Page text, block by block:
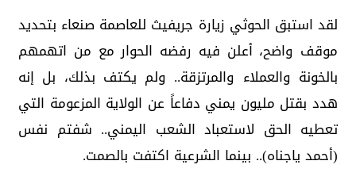
لقد استبق الحوثي زيارة جريفيث للعاصمة صنعاء بتحديد
موقف واضح، أعلن فيه رفضه الحوار مع من اتهمهم
بالخونة والعملاء والمرتزقة.. ولم يكتف بذلك، بل إنه
هدد بقتل مليون يمني دفاعاً عن الولاية المزعومة التي
تعطيه الحق لاستعباد الشعب اليمني.. شفتم نفس
(أحمد ياجناه).. بينما الشرعية اكتفت بالصمت.